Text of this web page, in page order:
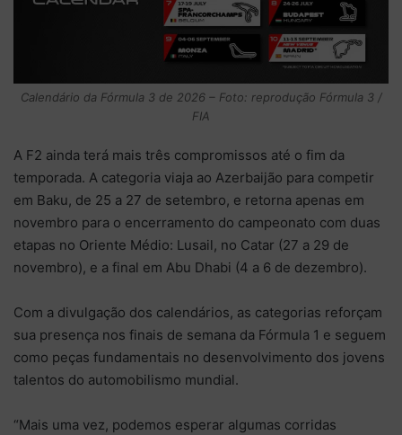
Calendário da Fórmula 3 de 2026 – Foto: reprodução Fórmula 3 /
FIA
A F2 ainda terá mais três compromissos até o fim da
temporada. A categoria viaja ao Azerbaijão para competir
em Baku, de 25 a 27 de setembro, e retorna apenas em
novembro para o encerramento do campeonato com duas
etapas no Oriente Médio: Lusail, no Catar (27 a 29 de
novembro), e a final em Abu Dhabi (4 a 6 de dezembro).
Com a divulgação dos calendários, as categorias reforçam
sua presença nos finais de semana da Fórmula 1 e seguem
como peças fundamentais no desenvolvimento dos jovens
talentos do automobilismo mundial.
“Mais uma vez, podemos esperar algumas corridas